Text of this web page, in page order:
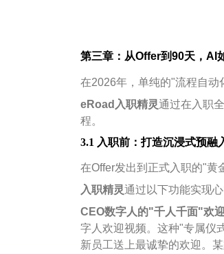
第三章：从Offer到90天，AI
在2026年，单纯的"流程自动
eRoad 入职精灵通过在入职
程。
3.1 入职前：打造沉浸式预融
在Offer发出到正式入职的"黄
入职精灵通过以下功能实现心
CEO数字人的"千人千面"欢迎
字人欢迎视频。这种"专属仪
新员工送上最诚挚的欢迎。